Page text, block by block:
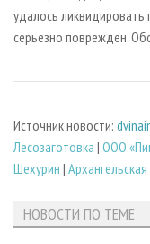
удалось ликвидировать
серьезно поврежден.
Источник новости:
Лесозаготовка | ООО
Шехурин |
НОВОСТИ ПО ТЕМЕ